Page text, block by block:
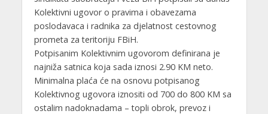
Kolektivni ugovor o pravima i obavezama
poslodavaca i radnika za djelatnost cestovnog
prometa za teritoriju FBiH.
Potpisanim Kolektivnim ugovorom definirana je
najniža satnica koja sada iznosi 2.90 KM neto.
Minimalna plaća će na osnovu potpisanog
Kolektivnog ugovora iznositi od 700 do 800 KM sa
ostalim nadoknadama – topli obrok, prevoz i